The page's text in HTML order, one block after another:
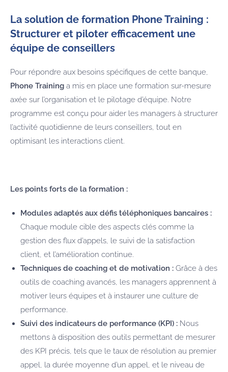
La solution de formation Phone Training :
Structurer et piloter efficacement une
équipe de conseillers
Pour répondre aux besoins spécifiques de cette banque,
Phone Training a mis en place une formation sur-mesure
axée sur l’organisation et le pilotage d’équipe. Notre
programme est conçu pour aider les managers à structurer
l’activité quotidienne de leurs conseillers, tout en
optimisant les interactions client.
Les points forts de la formation :
Modules adaptés aux défis téléphoniques bancaires :
Chaque module cible des aspects clés comme la
gestion des flux d’appels, le suivi de la satisfaction
client, et l’amélioration continue.
Techniques de coaching et de motivation : Grâce à des
outils de coaching avancés, les managers apprennent à
motiver leurs équipes et à instaurer une culture de
performance.
Suivi des indicateurs de performance (KPI) : Nous
mettons à disposition des outils permettant de mesurer
des KPI précis, tels que le taux de résolution au premier
appel, la durée moyenne d’un appel, et le niveau de